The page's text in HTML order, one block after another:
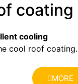
coating
cooling
cool roof coating.
MORE